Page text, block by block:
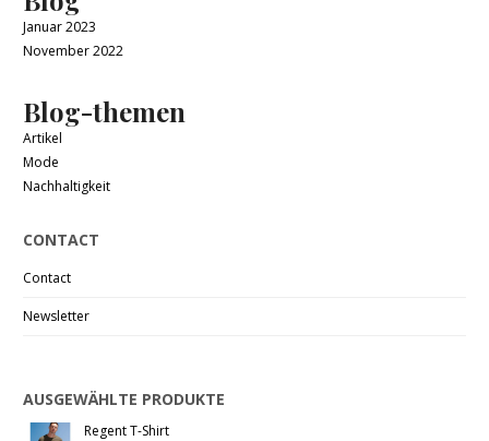
Januar 2023
November 2022
Blog-themen
Artikel
Mode
Nachhaltigkeit
CONTACT
Contact
Newsletter
AUSGEWÄHLTE PRODUKTE
Regent T-Shirt